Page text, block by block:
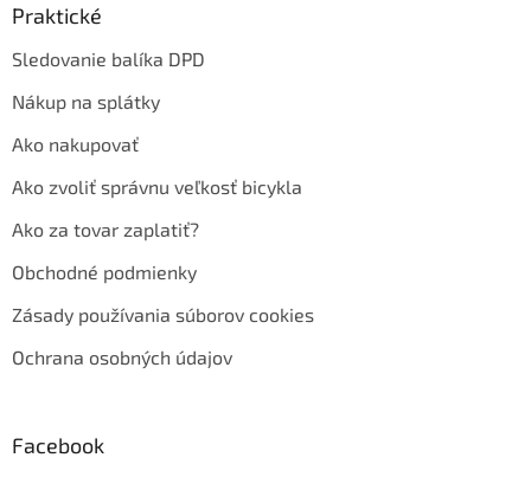
Praktické
Sledovanie balíka DPD
Nákup na splátky
Ako nakupovať
Ako zvoliť správnu veľkosť bicykla
Ako za tovar zaplatiť?
Obchodné podmienky
Zásady používania súborov cookies
Ochrana osobných údajov
Facebook